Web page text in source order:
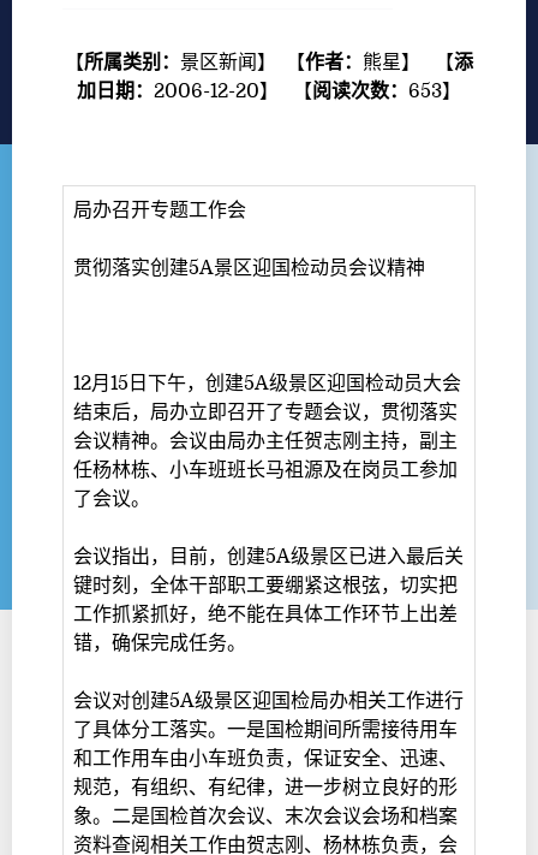
【所属类别： 景区新闻 】 【作者： 熊星】 【添
加日期： 2006-12-20】 【阅读次数： 653】
局办召开专题工作会
贯彻落实创建5A景区迎国检动员会议精神
12月15日下午，创建5A级景区迎国检动员大会
结束后，局办立即召开了专题会议，贯彻落实
会议精神。会议由局办主任贺志刚主持，副主
任杨林栋、小车班班长马祖源及在岗员工参加
了会议。
会议指出，目前，创建5A级景区已进入最后关
键时刻，全体干部职工要绷紧这根弦，切实把
工作抓紧抓好，绝不能在具体工作环节上出差
错，确保完成任务。
会议对创建5A级景区迎国检局办相关工作进行
了具体分工落实。一是国检期间所需接待用车
和工作用车由小车班负责，保证安全、迅速、
规范，有组织、有纪律，进一步树立良好的形
象。二是国检首次会议、末次会议会场和档案
资料查阅相关工作由贺志刚、杨林栋负责，会